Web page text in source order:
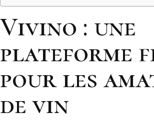
Vivino : une
plateforme
pour les
de vin